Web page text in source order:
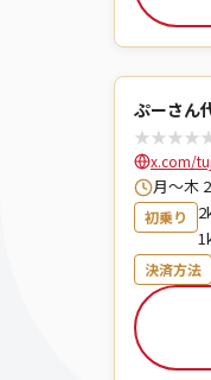
ぷーさん
★★★★
x.com/
月～木
初乗り
決済方法